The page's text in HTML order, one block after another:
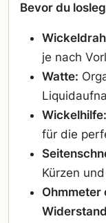
Bevor du
je nach
Watte:
Wickelhilfe:
für die
Kürzen